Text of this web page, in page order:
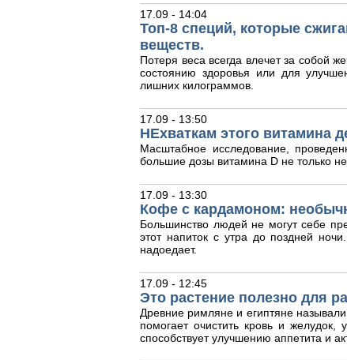
17.09 - 14:04
Топ-8 специй, которые
веществ.
Потеря веса всегда влечет за собой
состоянию здоровья или для
лишних килограммов.
17.09 - 13:50
НЕхваткам этого витамина
Масштабное исследование,
большие дозы витамина D не только
17.09 - 13:30
Кофе с кардамоном:
Большинство людей не могут себе
этот напиток с утра до поздней
надоедает.
17.09 - 12:45
Это растение полезно для
Древние римляне и египтяне
помогает очистить кровь и желудок,
способствует улучшению аппетита и